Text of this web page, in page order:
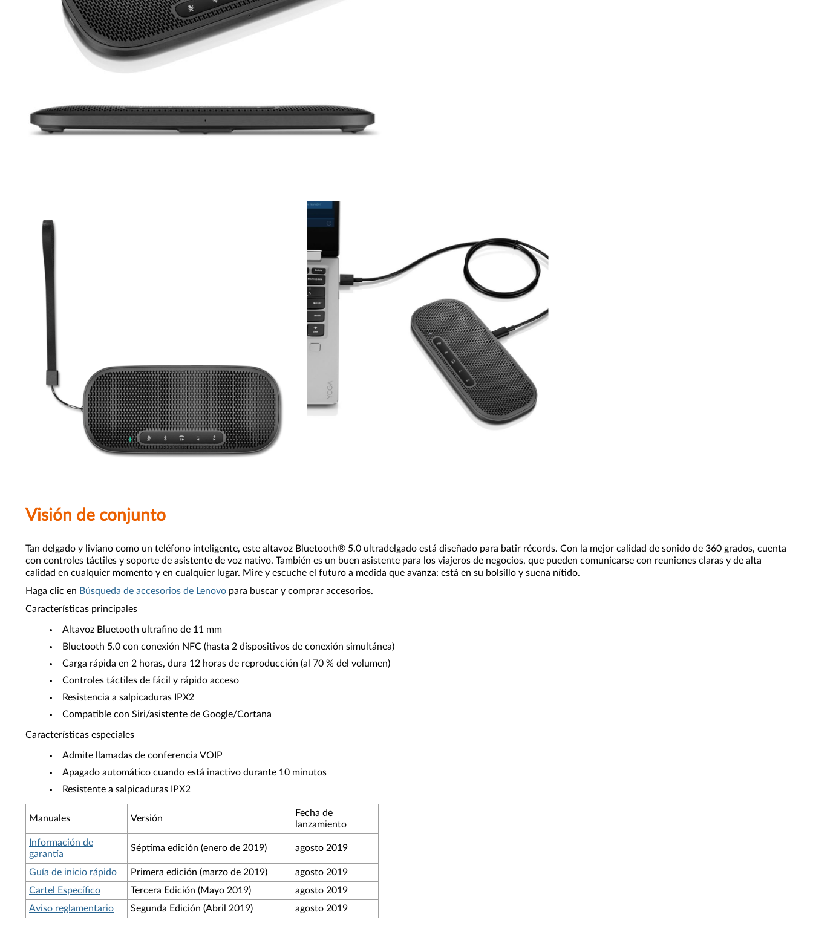
Visión de conjunto
Tan delgado y liviano como un teléfono inteligente, este altavoz Bluetooth® 5.0 ultradelgado está diseñado para batir récords. Con la mejor calidad de sonido de 360 grados, cuenta
con controles táctiles y soporte de asistente de voz nativo. También es un buen asistente para los viajeros de negocios, que pueden comunicarse con reuniones claras y de alta
calidad en cualquier momento y en cualquier lugar. Mire y escuche el futuro a medida que avanza: está en su bolsillo y suena nítido.
Haga clic en Búsqueda de accesorios de Lenovo para buscar y comprar accesorios.
Características principales
Altavoz Bluetooth ultrafino de 11 mm
Bluetooth 5.0 con conexión NFC (hasta 2 dispositivos de conexión simultánea)
Carga rápida en 2 horas, dura 12 horas de reproducción (al 70 % del volumen)
Controles táctiles de fácil y rápido acceso
Resistencia a salpicaduras IPX2
Compatible con Siri/asistente de Google/Cortana
Características especiales
Admite llamadas de conferencia VOIP
Apagado automático cuando está inactivo durante 10 minutos
Resistente a salpicaduras IPX2
Manuales Versión
Fecha de
lanzamiento
Información de
garantía
Séptima edición (enero de 2019) agosto 2019
Guía de inicio rápido Primera edición (marzo de 2019)
agosto 2019
Cartel Específico
Tercera Edición (Mayo 2019)
agosto 2019
Aviso reglamentario
Segunda Edición (Abril 2019) agosto 2019